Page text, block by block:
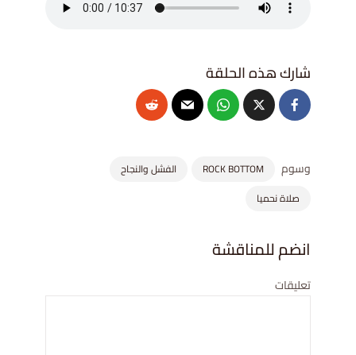
وسوم ROCK BOTTOM
الفشل والنجاح
صلاة نحميا
انضم للمناقشة
تعليقات